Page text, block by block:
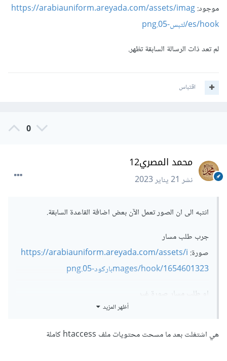
</Files>
هذا هو ملف htaccess
موجود:https://arabiauniform.areyada.com/assets/imag
es/hook/لتبس-05.png
لم تعد ذات الرسالة السابقة تظهر.
اقتباس
0
محمد المصري12
نشر21 يناير 2023
انتبه الى ان الصور تعمل الآن بعض اضافة القاعدة السابقة.
جرب طلب مسار
صورة: https://arabiauniform.areyada.com/assets/i
mages/hook/1654601323باركود-05.png
او طلب مسار صورة غير
https://arabiauniform.areyada.com/assets/i
أظهر المزيد
هي اشتغلت بعد ما مسحت محتويات ملف htaccess كاملة